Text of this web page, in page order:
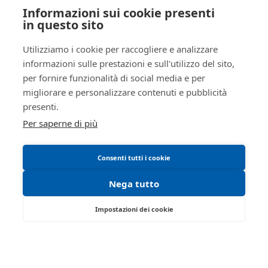
Rito
ESECUZIONI MOBILIARI CON
VENDITA POST LEGGE 80
Numero
procedura
249
Anno
procedura
2025
SOGGETTI
Istituto Vendite
Giudiziarie
MNTRRT85L16G337K
Istituto vendite giudiziarie di
rovigo
isvegi@ivgrovigo.it
true
Aziende
Altro
Le mie ricerche
AREA LEGALE
Regolamento di partecipazione alle vendite
telematiche
Informativa cookie
Requisiti tecnici
Informazioni sui cookie presenti
in questo sito
Utilizziamo i cookie per raccogliere e analizzare
informazioni sulle prestazioni e sull'utilizzo del sito,
per fornire funzionalità di social media e per
migliorare e personalizzare contenuti e pubblicità
presenti.
Per saperne di più
Consenti tutti i cookie
Nega tutto
Impostazioni dei cookie